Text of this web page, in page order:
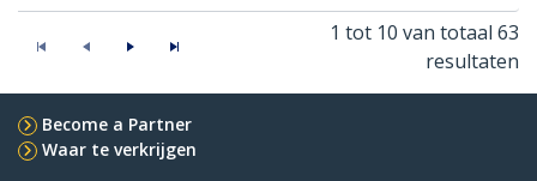
1 tot 10 van totaal 63
resultaten
Become a Partner
Waar te verkrijgen